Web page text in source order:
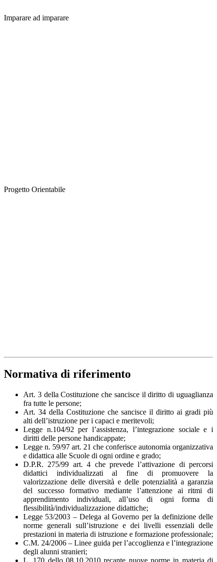
Imparare ad imparare
Progetto Orientabile
Normativa di riferimento
Art. 3 della Costituzione che sancisce il diritto di uguaglianza
fra tutte le persone;
Art. 34 della Costituzione che sancisce il diritto ai gradi più
alti dell’istruzione per i capaci e meritevoli;
Legge n.104/92 per l’assistenza, l’integrazione sociale e i
diritti delle persone handicappate;
Legge n. 59/97 art. 21 che conferisce autonomia organizzativa
e didattica alle Scuole di ogni ordine e grado;
D.P.R. 275/99 art. 4 che prevede l’attivazione di percorsi
didattici individualizzati al fine di promuovere la
valorizzazione delle diversità e delle potenzialità a garanzia
del successo formativo mediante l’attenzione ai ritmi di
apprendimento individuali, all’uso di ogni forma di
flessibilità/individualizzazione didattiche;
Legge 53/2003 – Delega al Governo per la definizione delle
norme generali sull’istruzione e dei livelli essenziali delle
prestazioni in materia di istruzione e formazione professionale;
C.M. 24/2006 – Linee guida per l’accoglienza e l’integrazione
degli alunni stranieri;
L. 170 dello 08.10.2010 recante nuove norme in materia di